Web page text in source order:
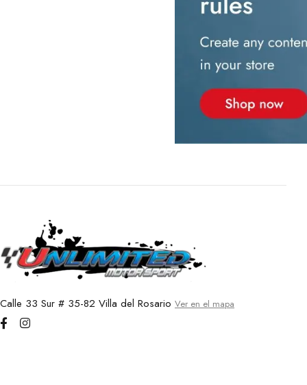
Calle 33 Sur # 35-82 Villa del Rosario Ver en el mapa